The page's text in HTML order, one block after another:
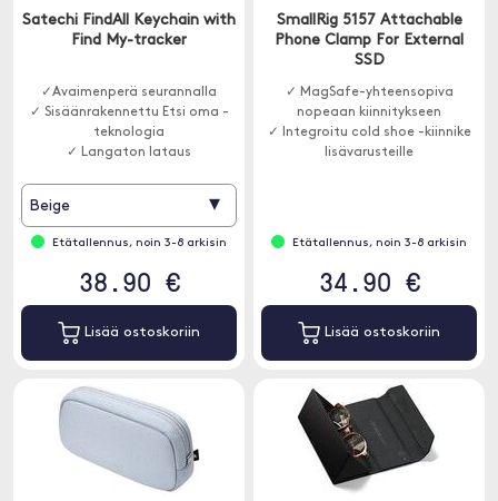
Satechi FindAll Keychain with
Find My-tracker
✓Avaimenperä seurannalla
✓ Sisäänrakennettu Etsi oma -
teknologia
✓ Langaton lataus
Beige ▾
Etätallennus, noin 3-8 arkisin
38.90 €
Lisää ostoskoriin
SmallRig 5157 Attachable
Phone Clamp For External
SSD
✓ MagSafe-yhteensopiva
nopeaan kiinnitykseen
✓ Integroitu cold shoe -kiinnike
lisävarusteille
Etätallennus, noin 3-8 arkisin
34.90 €
Lisää ostoskoriin